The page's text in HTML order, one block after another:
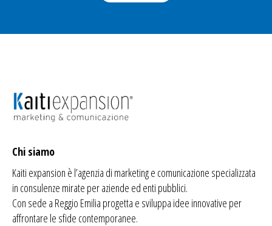
Chi siamo
Kaiti expansion è l’agenzia di marketinge comunicazione specializzata
in consulenze mirate per aziende ed enti pubblici.
Con sede a Reggio Emilia progetta e sviluppa idee innovative per
affrontare le sfide contemporanee.